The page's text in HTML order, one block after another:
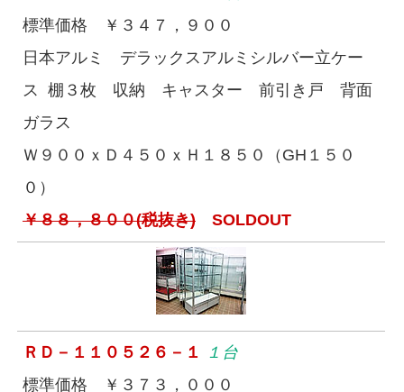
標準価格 ￥３４７，９００
日本アルミ デラックスアルミシルバー立ケー
ス 棚３枚 収納 キャスター 前引き戸 背面
ガラス
Ｗ９００ｘＤ４５０ｘＨ１８５０（GH１５０
０）
￥８８，８００(税抜き) SOLDOUT
ＲＤ－１１０５２６－１
１台
標準価格 ￥３７３，０００